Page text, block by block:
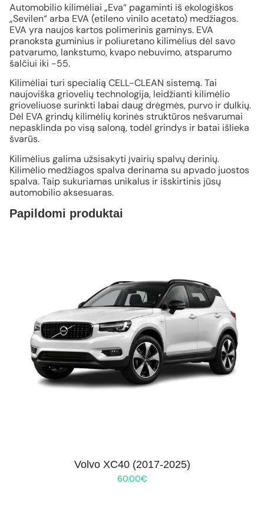
Automobilio kilimėliai „Eva“ pagaminti iš ekologiškos
„Sevilen“ arba EVA (etileno vinilo acetato) medžiagos.
EVA yra naujos kartos polimerinis gaminys. EVA
pranoksta guminius ir poliuretano kilimėlius dėl savo
patvarumo, lankstumo, kvapo nebuvimo, atsparumo
šalčiui iki -55.
Kilimėliai turi specialią CELL-CLEAN sistemą. Tai
naujoviška griovelių technologija, leidžianti kilimėlio
grioveliuose surinkti labai daug drėgmės, purvo ir dulkių.
Dėl EVA grindų kilimėlių korinės struktūros nešvarumai
nepasklinda po visą saloną, todėl grindys ir batai išlieka
švarūs.
Kilimėlius galima užsisakyti įvairių spalvų derinių.
Kilimėlio medžiagos spalva derinama su apvado juostos
spalva. Taip sukuriamas unikalus ir išskirtinis jūsų
automobilio aksesuaras.
Papildomi produktai
Volvo XC40 (2017-2025)
60.00€